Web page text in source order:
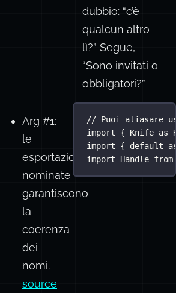
dubbio: “c’è
qualcun altro
lì?” Segue,
“Sono invitati o
obbligatori?”
Arg #1:
le
esportazioni
nominate
garantiscono
la
coerenza
dei
nomi.
source
// Puoi aliasare
import { Knife as
import { default
import Handle from